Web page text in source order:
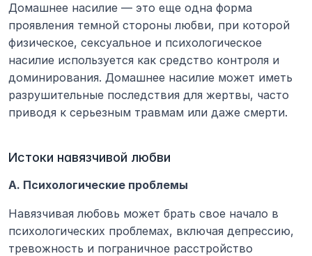
Домашнее насилие — это еще одна форма
проявления темной стороны любви, при которой
физическое, сексуальное и психологическое
насилие используется как средство контроля и
доминирования. Домашнее насилие может иметь
разрушительные последствия для жертвы, часто
приводя к серьезным травмам или даже смерти.
Истоки навязчивой любви
А. Психологические проблемы
Навязчивая любовь может брать свое начало в
психологических проблемах, включая депрессию,
тревожность и пограничное расстройство